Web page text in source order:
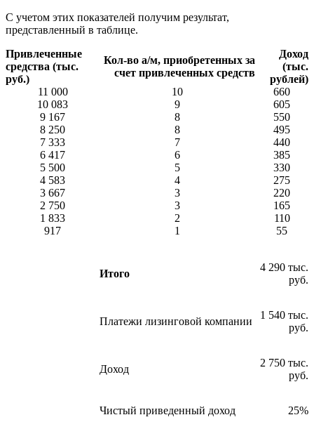
С учетом этих показателей получим результат,
представленный в таблице.
Привлеченные
средства (тыс.
руб.)
Кол-во а/м, приобретенных за
счет привлеченных средств
Доход
(тыс.
рублей)
11 000
10
660
10 083
9
605
9 167
8
550
8 250
8
495
7 333
7
440
6 417
6
385
5 500
5
330
4 583
4
275
3 667
3
220
2 750
3
165
1 833
2
110
917
1 55
Итого
4 290 тыс.
руб.
Платежи лизинговой компании
1 540 тыс.
руб.
Доход
2 750 тыс.
руб.
Чистый приведенный доход 25%